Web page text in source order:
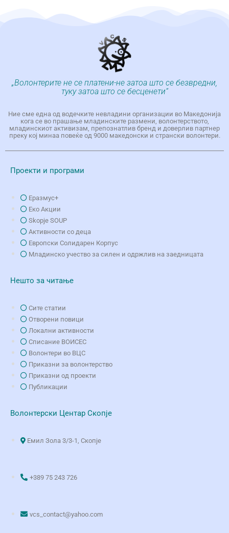
„Волонтерите не се платени-не затоа што се безвредни,
туку затоа што се бесценети“
Ние сме една од водечките невладини организации во Македонија
кога се во прашање младинските размени, волонтерството,
младинскиот активизам, препознатлив бренд и доверлив партнер
преку кој минаа повеќе од 9000 македонски и странски волонтери.
Проекти и програми
Еразмус+
Еко Aкции
Skopje SOUP
Активности со деца
Европски Солидарен Корпус
Младинско учество за силен и одржлив на заедницата
Нешто за читање
Сите статии
Отворени повици
Локални активности
Списание ВОИСЕС
Волонтери во ВЦС
Приказни за волонтерство
Приказни од проекти
Публикации
Волонтерски Центар Скопје
Емил Зола 3/3-1, Скопје
+389 75 243 726
vcs_contact@yahoo.com